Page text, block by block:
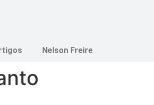
Nelson Freire